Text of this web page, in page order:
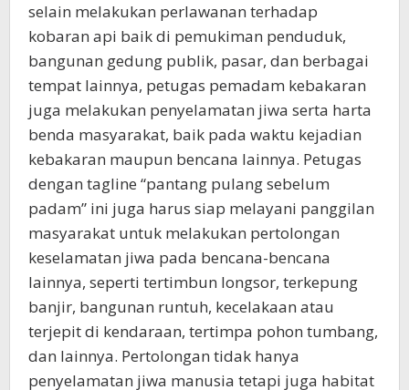
selain melakukan perlawanan terhadap
kobaran api baik di pemukiman penduduk,
bangunan gedung publik, pasar, dan berbagai
tempat lainnya, petugas pemadam kebakaran
juga melakukan penyelamatan jiwa serta harta
benda masyarakat, baik pada waktu kejadian
kebakaran maupun bencana lainnya. Petugas
dengan tagline “pantang pulang sebelum
padam” ini juga harus siap melayani panggilan
masyarakat untuk melakukan pertolongan
keselamatan jiwa pada bencana-bencana
lainnya, seperti tertimbun longsor, terkepung
banjir, bangunan runtuh, kecelakaan atau
terjepit di kendaraan, tertimpa pohon tumbang,
dan lainnya. Pertolongan tidak hanya
penyelamatan jiwa manusia tetapi juga habitat